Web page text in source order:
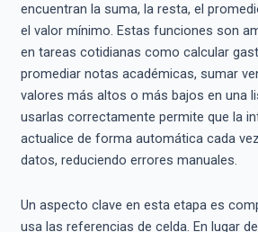
encuentran la suma, la resta, el
el valor mínimo. Estas funciones son
en tareas cotidianas como calcular
promediar notas académicas, sumar
valores más altos o más bajos en una
usarlas correctamente permite que la
actualice de forma automática cada
datos, reduciendo errores manuales.
Un aspecto clave en esta etapa es
usa las referencias de celda. En lugar